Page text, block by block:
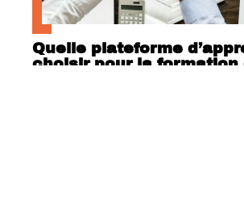
Quelle plateforme
choisir pour la formation